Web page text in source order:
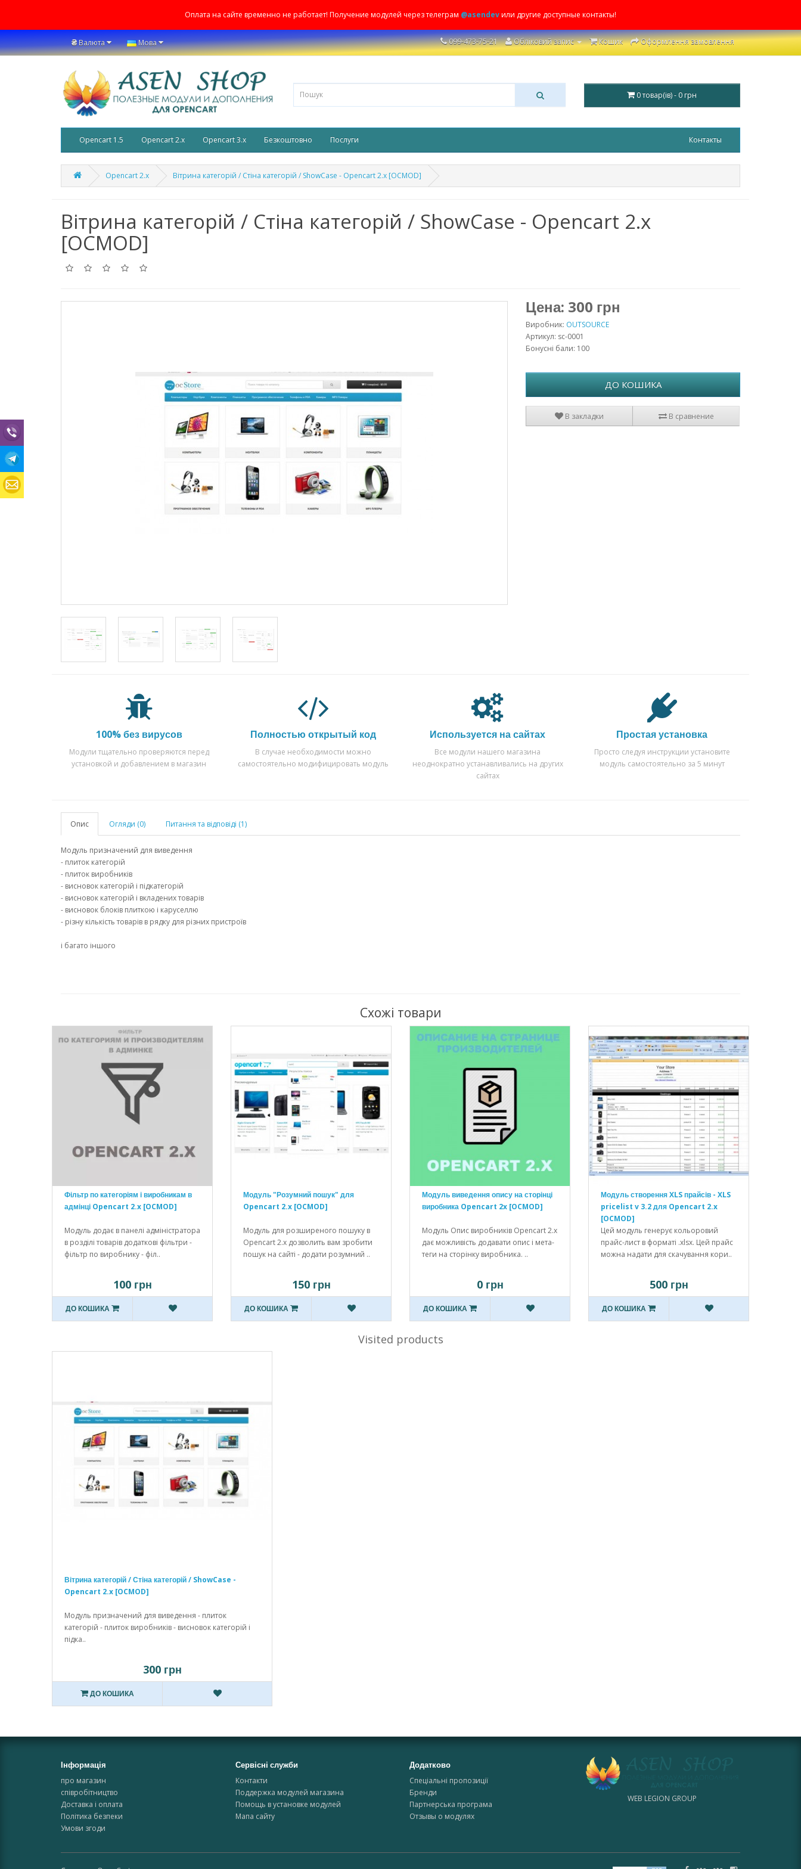
Оплата на сайте временно не работает! Получение модулей через телеграм @asendevили другие доступные контакты!
₴Валюта Мова 099-473-75-21 Обліковий запис Кошик Оформлення замовлення
0 товар(ів) - 0 грн
Opencart 1.5 Opencart 2.x Opencart 3.x Безкоштовно Послуги Контакты
Opencart 2.x Вітрина категорій / Стіна категорій / ShowCase - Opencart 2.x [OCMOD]
Вітрина категорій / Стіна категорій / ShowCase - Opencart 2.x
[OCMOD]
Цена: 300 грн
Виробник: OUTSOURCE
Артикул: sc-0001
Бонусні бали: 100
ДО КОШИКА
В закладки В сравнение
100% без вирусов
Модули тщательно проверяются перед
установкой и добавлением в магазин
Полностью открытый код
В случае необходимости можно
самостоятельно модифицировать модуль
Используется на сайтах
Все модули нашего магазина
неоднократно устанавливались на других
сайтах
Простая установка
Просто следуя инструкции установите
модуль самостоятельно за 5 минут
Опис Огляди (0) Питання та відповіді (1)
Модуль призначений для виведення
- плиток категорій
- плиток виробників
- висновок категорій і підкатегорій
- висновок категорій і вкладених товарів
- висновок блоків плиткою і каруселлю
- різну кількість товарів в рядку для різних пристроїв
і багато іншого
Схожі товари
Фільтр по категоріям і виробникам в
адмінці Opencart 2.x [OCMOD]
Модуль додає в панелі адміністратора
в розділі товарів додаткові фільтри -
фільтр по виробнику - філ..
100 грн
ДО КОШИКА
Модуль "Розумний пошук" для
Opencart 2.x [OCMOD]
Модуль для розширеного пошуку в
Opencart 2.x дозволить вам зробити
пошук на сайті - додати розумний ..
150 грн
ДО КОШИКА
Модуль виведення опису на сторінці
виробника Opencart 2x [OCMOD]
Модуль Опис виробників Opencart 2.x
дає можливість додавати опис і мета-
теги на сторінку виробника. ..
0 грн
ДО КОШИКА
Модуль створення XLS прайсів - XLS
pricelist v 3.2 для Opencart 2.x
[OCMOD]
Цей модуль генерує кольоровий
прайс-лист в форматі .xlsx. Цей прайс
можна надати для скачування кори..
500 грн
ДО КОШИКА
Visited products
Вітрина категорій / Стіна категорій / ShowCase -
Opencart 2.x [OCMOD]
Модуль призначений для виведення - плиток
категорій - плиток виробників - висновок категорій і
підка..
300 грн
ДО КОШИКА
Інформація
про магазин
співробітництво
Доставка і оплата
Політика безпеки
Умови згоди
Сервісні служби
Контакти
Поддержка модулей магазина
Помощь в установке модулей
Мапа сайту
Додатково
Спеціальні пропозиції
Бренди
Партнерська програма
Отзывы о модулях
WEB LEGION GROUP